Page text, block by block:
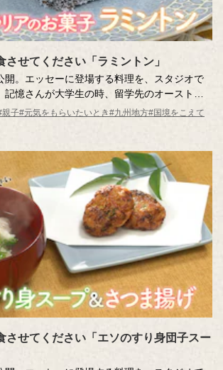
させてください「ラミントン」
開。エッセーに登場する料理を、スタジオで
憶さんが大学生の時、留学先のオーストラ
ミントン」。ココナッツがまぶされた、どっ
トケーキは、不安をぬぐってくれた大切な
ます。
親子#元気をもらいたいとき#九州地方#国境をこえて
させてください「エソのすり身団子スー